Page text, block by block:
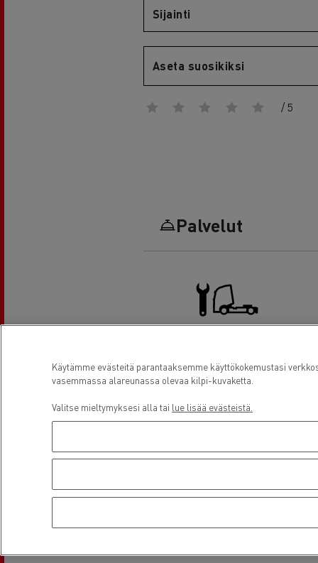
Sijainti
Aseta suosikiksi
/ 5
Palvelut
Kuorma-auton huolto ja korjaus
Sijainti
Käytämme evästeitä parantaaksemme käyttökokemustasi
vasemmassa alareunassa olevaa kilpi-kuvaketta.
Valitse mieltymyksesi alla tai lue lisää evästeistä.